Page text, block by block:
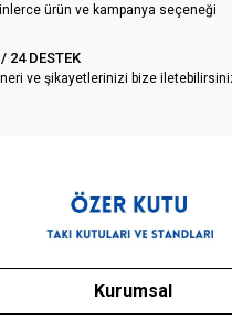
ürün ve kampanya seçeneği
24 DESTEK
ve şikayetlerinizi bize
Kurumsal